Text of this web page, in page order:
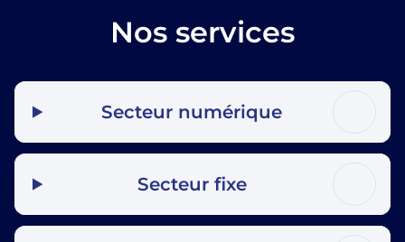
Nos services
Secteur numérique
Secteur fixe